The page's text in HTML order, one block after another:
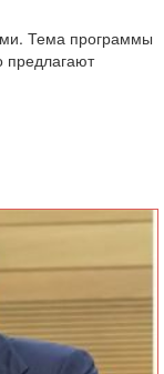
Тема программы
предлагают